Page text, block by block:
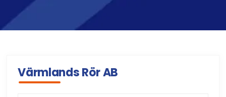
Värmlands Rör AB